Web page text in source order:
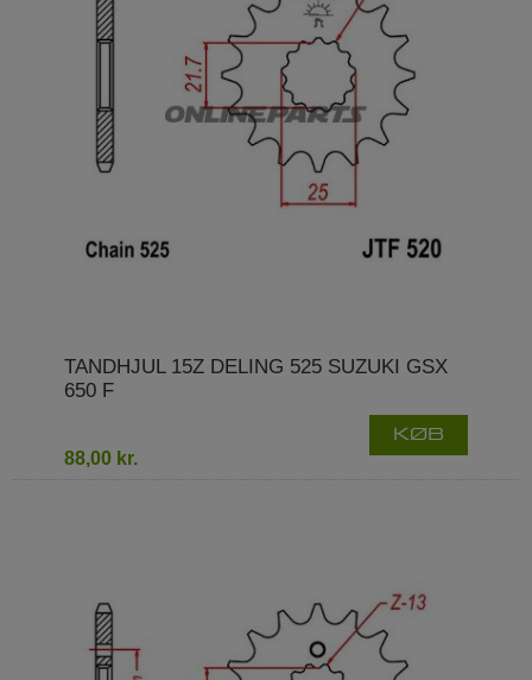
TANDHJUL 15Z DELING 525 SUZUKI GSX
650 F
88,00 kr.
KØB